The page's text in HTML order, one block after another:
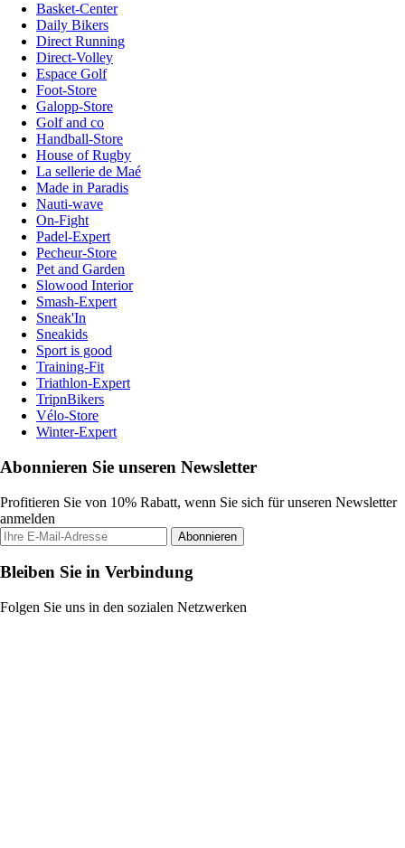
Basket-Center
Daily Bikers
Direct Running
Direct-Volley
Espace Golf
Foot-Store
Galopp-Store
Golf and co
Handball-Store
House of Rugby
La sellerie de Maé
Made in Paradis
Nauti-wave
On-Fight
Padel-Expert
Pecheur-Store
Pet and Garden
Slowood Interior
Smash-Expert
Sneak'In
Sneakids
Sport is good
Training-Fit
Triathlon-Expert
TripnBikers
Vélo-Store
Winter-Expert
Abonnieren Sie unseren Newsletter
Profitieren Sie von 10% Rabatt, wenn Sie sich für unseren Newsletter
anmelden
Abonnieren
Bleiben Sie in Verbindung
Folgen Sie uns in den sozialen Netzwerken